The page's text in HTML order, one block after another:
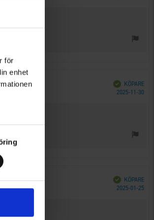
för
enhet
Bekräftad
KÖPARE
2025-11-30
Bekräftad
KÖPARE
2025-01-25